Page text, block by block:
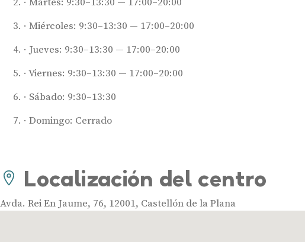
Miércoles: 9:30–13:30 — 17:00–20:00
Jueves: 9:30–13:30 — 17:00–20:00
Viernes: 9:30–13:30 — 17:00–20:00
Sábado: 9:30–13:30
Domingo: Cerrado
Localización del centro
Avda. Rei En Jaume, 76, 12001, Castellón de la Plana